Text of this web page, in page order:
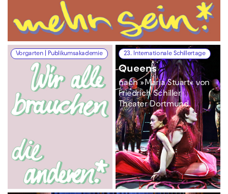
Vorgarten | Publikumsakademie 23. Internationale Schillertage
Queens
nach »Maria Stuart« von
Friedrich Schiller
Theater Dortmund